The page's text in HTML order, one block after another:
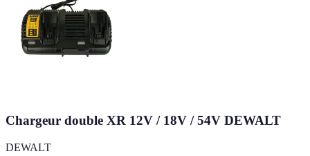
Chargeur double XR 12V / 18V / 54V DEWALT
DEWALT